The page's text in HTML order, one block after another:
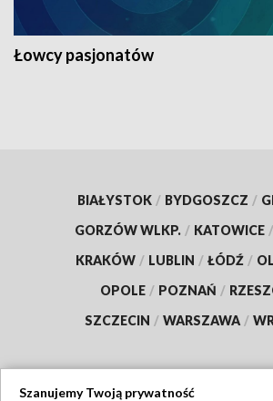
Łowcy pasjonatów
BIAŁYSTOK / BYDGOSZCZ /
GORZÓW WLKP. / KATOWICE /
KRAKÓW / LUBLIN / ŁÓDŹ /
OPOLE / POZNAŃ /
SZCZECIN / WARSZAWA /
Szanujemy Twoją prywatność